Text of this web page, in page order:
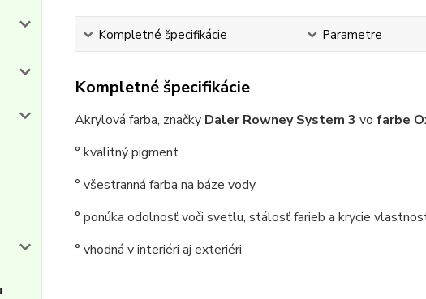
Kompletné špecifikácie Parametre
Kompletné špecifikácie
Akrylová farba, značky Daler Rowney System 3 vo farbe
° kvalitný pigment
° všestranná farba na báze vody
° ponúka odolnosť voči svetlu, stálosť farieb a krycie
° vhodná v interiéri aj exteriéri